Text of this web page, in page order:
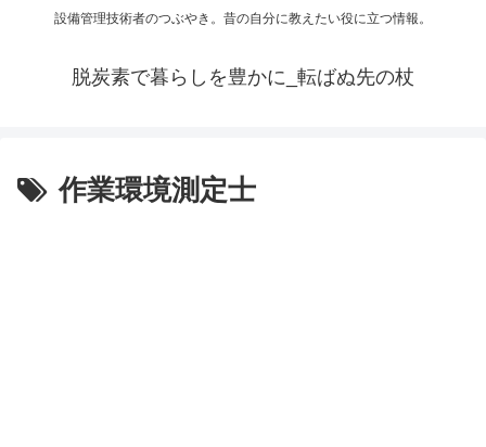
設備管理技術者のつぶやき。昔の自分に教えたい役に立つ情報。
脱炭素で暮らしを豊かに_転ばぬ先の杖
作業環境測定士